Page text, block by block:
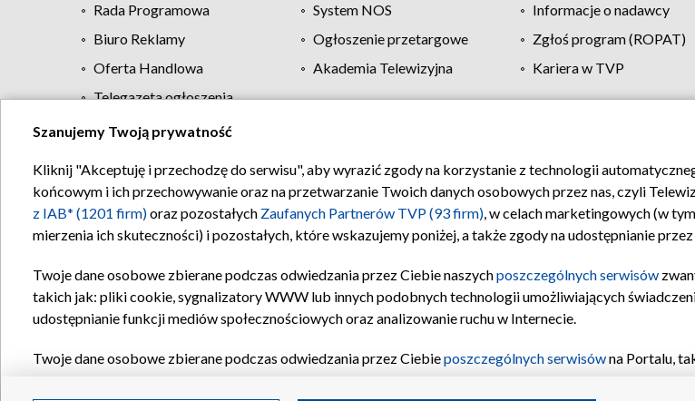
Rada Programowa
System NOS Informacje o nadawcy
Biuro Reklamy
Ogłoszenie przetargowe Zgłoś program (ROPAT)
Oferta Handlowa
Akademia Telewizyjna Kariera w TVP
Telegazeta ogłoszenia
Regulamin TVP Polityka prywatności Moje zgody
Szanujemy Twoją prywatność
Kliknij "Akceptuję i przechodzę do serwisu", aby wyrazić zgody na korzystanie z technologii
końcowym i ich przechowywanie oraz na przetwarzanie Twoich danych osobowych przez nas, czyli
z IAB* (1201 firm)oraz pozostałych Zaufanych Partnerów TVP (93 firm), w celach marketingowych (w
mierzenia ich skuteczności) i pozostałych, które wskazujemy poniżej, a także zgody na udostępnianie
Twoje dane osobowe zbierane podczas odwiedzania przez Ciebie naszychposzczególnych serwisów
takich jak: pliki cookie, sygnalizatory WWW lub innych podobnych technologii umożliwiających
udostępnianie funkcji mediów społecznościowych oraz analizowanie ruchu w Internecie.
Twoje dane osobowe zbierane podczas odwiedzania przez Ciebieposzczególnych serwisówna Portalu,